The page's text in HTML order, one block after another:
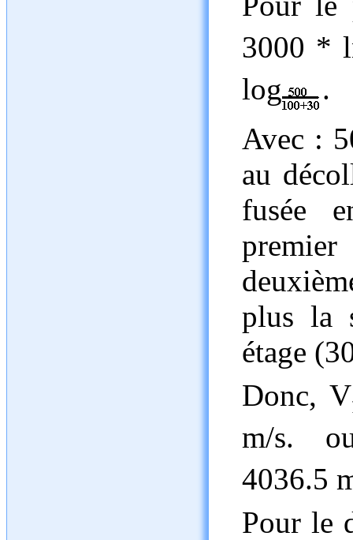
3000 *
log
.
Avec :
au
fusée
plus la
étage
Donc, V
m/s.
4036.5
Pour le